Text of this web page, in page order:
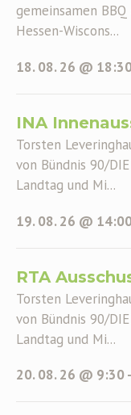
gemeinsamen
Hessen-Wiscons...
18. 08. 26 @
INA
Torsten
von Bündnis 90/
Landtag und Mi...
19. 08. 26 @
RTA
Torsten
von Bündnis 90/
Landtag und Mi...
20. 08. 26 @ 9:30-